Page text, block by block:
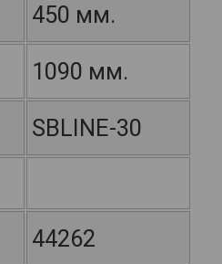
450 мм.
1090 мм.
SBLINE-30
44262